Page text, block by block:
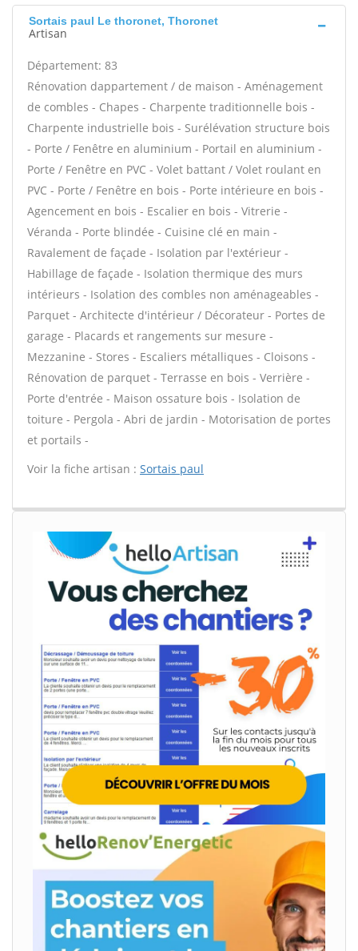
Sortais paul Le thoronet, Thoronet
Artisan
Département: 83
Rénovation dappartement / de maison - Aménagement
de combles - Chapes - Charpente traditionnelle bois -
Charpente industrielle bois - Surélévation structure bois
- Porte / Fenêtre en aluminium - Portail en aluminium -
Porte / Fenêtre en PVC - Volet battant / Volet roulant en
PVC - Porte / Fenêtre en bois - Porte intérieure en bois -
Agencement en bois - Escalier en bois - Vitrerie -
Véranda - Porte blindée - Cuisine clé en main -
Ravalement de façade - Isolation par l'extérieur -
Habillage de façade - Isolation thermique des murs
intérieurs - Isolation des combles non aménageables -
Parquet - Architecte d'intérieur / Décorateur - Portes de
garage - Placards et rangements sur mesure -
Mezzanine - Stores - Escaliers métalliques - Cloisons -
Rénovation de parquet - Terrasse en bois - Verrière -
Porte d'entrée - Maison ossature bois - Isolation de
toiture - Pergola - Abri de jardin - Motorisation de portes
et portails -
Voir la fiche artisan : Sortais paul